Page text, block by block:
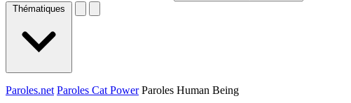
Thématiques
Paroles.net Paroles Cat Power Paroles Human Being